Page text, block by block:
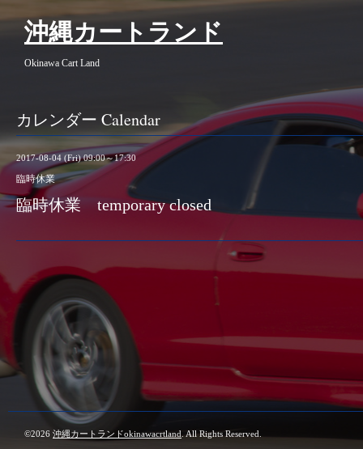
沖縄カートランド
Okinawa Cart Land
カレンダー Calendar
2017-08-04 (Fri) 09:00～17:30
臨時休業
臨時休業 temporary closed
©2026 沖縄カートランドokinawacrtland . All Rights Reserved.